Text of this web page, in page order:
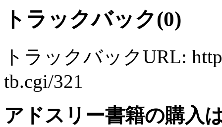
トラックバック(0)
トラックバックURL:
tb.cgi/321
アドスリー書籍の購入